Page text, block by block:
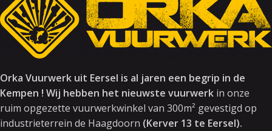
Orka Vuurwerk uit Eersel is al jaren een begrip in de
Kempen ! Wij hebben het nieuwste vuurwerk in onze
ruim opgezette vuurwerkwinkel van 300m² gevestigd op
industrieterrein de Haagdoorn (Kerver 13 te Eersel).